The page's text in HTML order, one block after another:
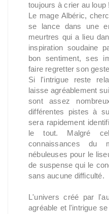
toujours à crier au loup !
Le mage Albéric,
se lance dans une
meurtres qui a lieu
inspiration soudaine
bon sentiment, ses
faire regretter son
Si l'intrigue reste
laisse agréablement
sont assez
différentes pistes à
sera rapidement
le tout. Malgré
connaissances du
nébuleuses pour le
de suspense qui le
sans aucune difficulté.
L'univers créé par
agréable et l'intrigue